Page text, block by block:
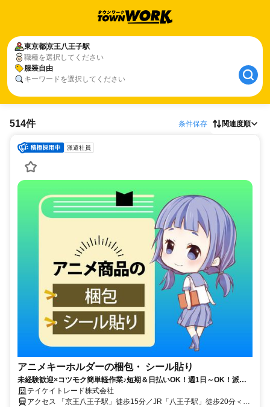
東京都京王八王子駅
職種を選択してください
服装自由
キーワードを選択してください
514件 条件保存 関連度順
派遣社員
アニメキーホルダーの梱包・ シール貼り
未経験歓迎×コツモク簡単軽作業♪短期＆日払いOK！週1日～OK！派遣
デビュー歓迎☆
テイケイトレード株式会社
アクセス 「京王八王子駅」徒歩15分／JR「八王子駅」徒歩20分＜